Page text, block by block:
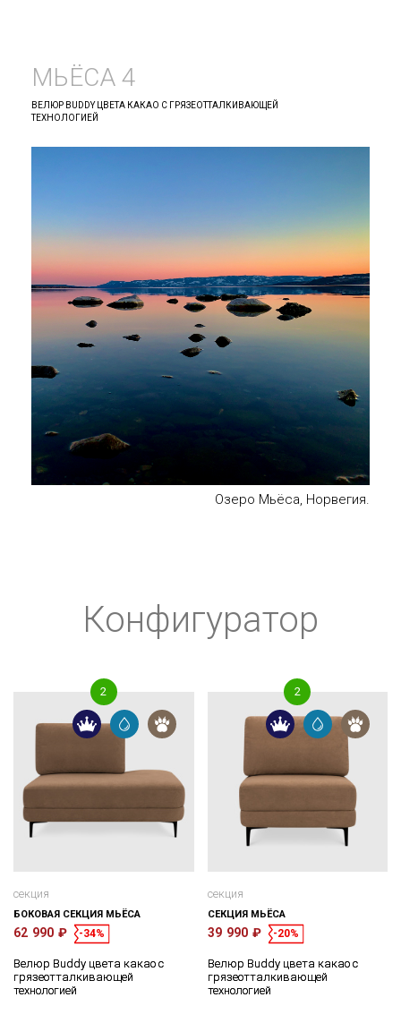
МЬЁСА 4
ВЕЛЮР BUDDY ЦВЕТА КАКАО С ГРЯЗЕОТТАЛКИВАЮЩЕЙ
ТЕХНОЛОГИЕЙ
Озеро Мьёса, Норвегия.
Конфигуратор
секция
БОКОВАЯ СЕКЦИЯ МЬЁСА
62 990 ₽ -34%
Велюр Buddy цвета какао с
грязеотталкивающей
технологией
секция
СЕКЦИЯ МЬЁСА
39 990 ₽ -20%
Велюр Buddy цвета какао с
грязеотталкивающей
технологией